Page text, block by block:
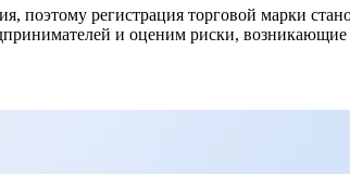
поэтому регистрация торговой марки
и оценим риски, возникающие